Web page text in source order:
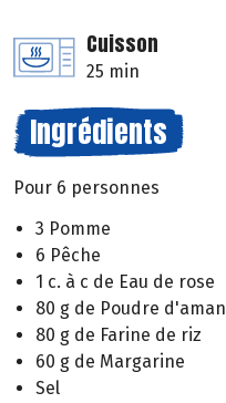
Cuisson
25 min
Ingrédients
Pour 6 personnes
3 Pomme
6 Pêche
1 c. à c de Eau de rose
80 g de Poudre
80 g de Farine de riz
60 g de Margarine
Sel